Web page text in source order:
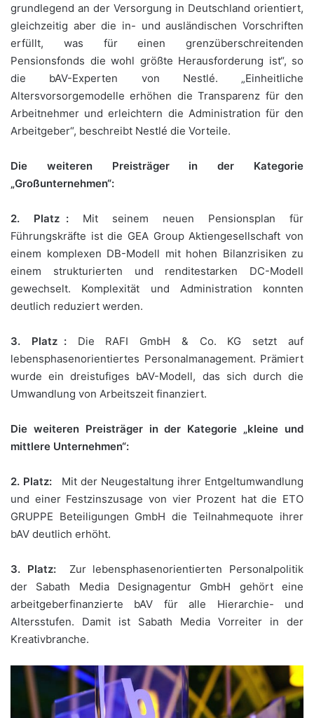
grundlegend an der Versorgung in Deutschland orientiert,
gleichzeitig aber die in- und ausländischen Vorschriften
erfüllt, was für einen grenzüberschreitenden
Pensionsfonds die wohl größte Herausforderung ist“, so
die bAV-Experten von Nestlé. „Einheitliche
Altersvorsorgemodelle erhöhen die Transparenz für den
Arbeitnehmer und erleichtern die Administration für den
Arbeitgeber“, beschreibt Nestlé die Vorteile.
Die weiteren Preisträger in der Kategorie
„Großunternehmen“:
2. Platz : Mit seinem neuen Pensionsplan für
Führungskräfte ist die GEA Group Aktiengesellschaft von
einem komplexen DB-Modell mit hohen Bilanzrisiken zu
einem strukturierten und renditestarken DC-Modell
gewechselt. Komplexität und Administration konnten
deutlich reduziert werden.
3. Platz :Die RAFI GmbH & Co. KG setzt auf
lebensphasenorientiertes Personalmanagement. Prämiert
wurde ein dreistufiges bAV-Modell, das sich durch die
Umwandlung von Arbeitszeit finanziert.
Die weiteren Preisträger in der Kategorie „kleine und
mittlere Unternehmen“:
2. Platz:
Mit der Neugestaltung ihrer Entgeltumwandlung
und einer Festzinszusage von vier Prozent hat die ETO
GRUPPE Beteiligungen GmbH die Teilnahmequote ihrer
bAV deutlich erhöht.
3. Platz:Zur lebensphasenorientierten Personalpolitik
der Sabath Media Designagentur GmbH gehört eine
arbeitgeberfinanzierte bAV für alle Hierarchie- und
Altersstufen. Damit ist Sabath Media Vorreiter in der
Kreativbranche.